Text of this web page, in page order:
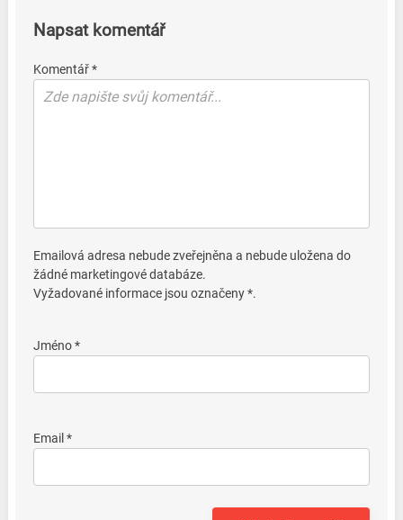
Napsat komentář
Komentář *
Emailová adresa nebude zveřejněna a nebude uložena do
žádné marketingové databáze.
Vyžadované informace jsou označeny *.
Jméno *
Email *